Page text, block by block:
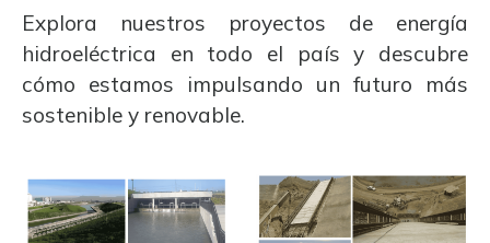
Explora nuestros proyectos de energía
hidroeléctrica en todo el país y descubre
cómo estamos impulsando un futuro más
sostenible y renovable.